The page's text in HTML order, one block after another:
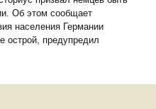
Об этом сообщает
населения Германии
острой, предупредил